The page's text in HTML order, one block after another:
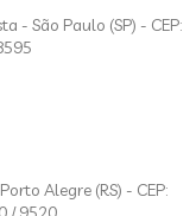
- São Paulo (SP) - CEP:
Alegre (RS) - CEP: